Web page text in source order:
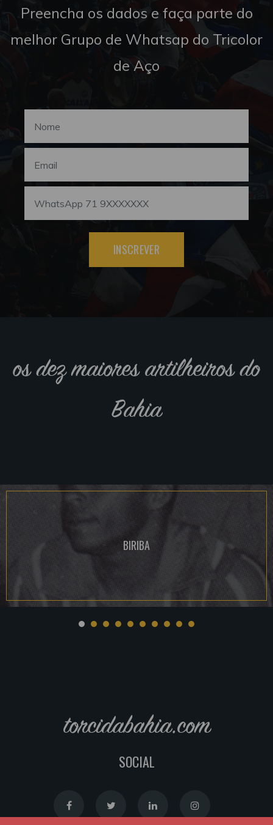
Preencha os dados e faça parte do
melhor Grupo de Whatsap do Tricolor
de Aço
INSCREVER
os dez maiores artilheiros do
Bahia
BIRIBA
torcidabahia.com
SOCIAL